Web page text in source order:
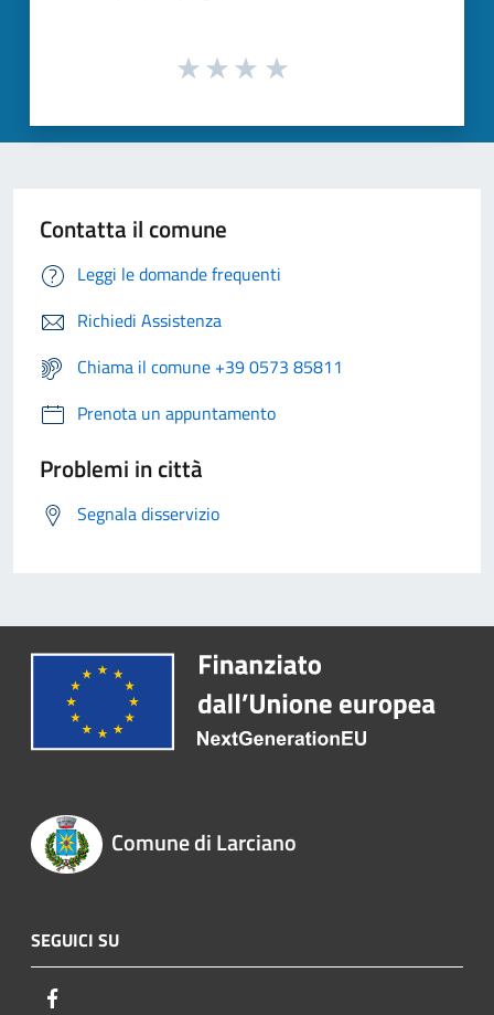
Contatta il comune
Leggi le domande frequenti
Richiedi Assistenza
Chiama il comune +39 0573 85811
Prenota un appuntamento
Problemi in città
Segnala disservizio
Comune di Larciano
SEGUICI SU